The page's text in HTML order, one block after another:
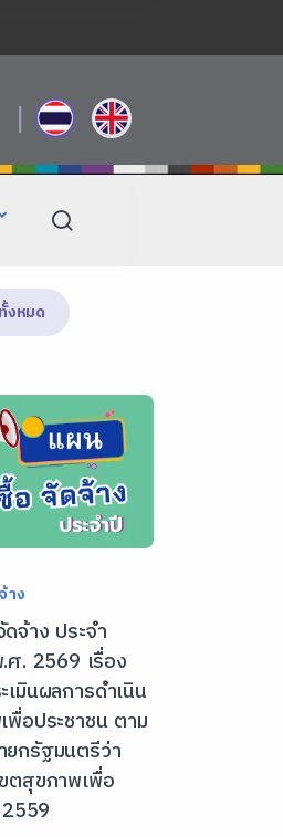
|
งหมด
าง
จ้าง ประจํา
. 2569 เรื่อง
มินผลการดำเนิน
พื่อประชาชน ตาม
ยกรัฐมนตรีว่า
ตสุขภาพเพื่อ